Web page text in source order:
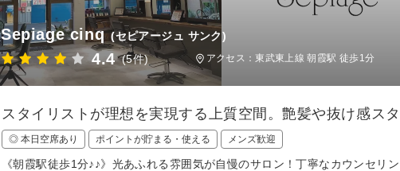
Sepiage cinq (セピアージュ サンク)
4.4 (5件) アクセス：東武東上線 朝霞駅 徒歩1分
スタイリストが理想を実現する上質空間。艶髪や抜け感スタ
◎ 本日空席あり ポイントが貯まる・使える メンズ歓迎
《朝霞駅徒歩1分♪♪》光あふれる雰囲気が自慢のサロン！丁寧なカウンセリ